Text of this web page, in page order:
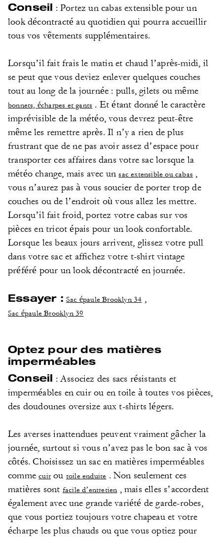
Conseil : Portez un cabas extensible pour un
look décontracté au quotidien qui pourra accueillir
tous vos vêtements supplémentaires.
Lorsqu’il fait frais le matin et chaud l’après-midi, il
se peut que vous deviez enlever quelques couches
tout au long de la journée : pulls, gilets ou même
bonnets, écharpes et gants . Et étant donné le caractère
imprévisible de la météo, vous devrez peut-être
même les remettre après. Il n’y a rien de plus
frustrant que de ne pas avoir assez d’espace pour
transporter ces affaires dans votre sac lorsque la
météo change, mais avec unsac extensible ou cabas ,
vous n’aurez pas à vous soucier de porter trop de
couches ou de l’endroit où vous allez les mettre.
Lorsqu’il fait froid, portez votre cabas sur vos
pièces en tricot épais pour un look confortable.
Lorsque les beaux jours arrivent, glissez votre pull
dans votre sac et affichez votre t-shirt vintage
préféré pour un look décontracté en journée.
Essayer : Sac épaule Brooklyn 34 ,
Sac épaule Brooklyn 39
Optez pour des matières
imperméables
Conseil : Associez des sacs résistants et
imperméables en cuir ou en toile à toutes vos pièces,
des doudounes oversize aux t-shirts légers.
Les averses inattendues peuvent vraiment gâcher la
journée, surtout si vous n’avez pas le bon sac à vos
côtés. Choisissez un sac en matières imperméables
commecuirou toile enduite . Non seulement ces
matières sont facile d’entretien , mais elles s’accordent
également avec une grande variété de garde-robes,
que vous portiez toujours votre chapeau et votre
écharpe les plus chauds ou que vous optiez pour